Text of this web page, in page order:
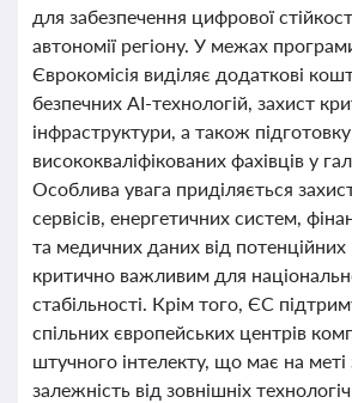
для забезпечення цифрової
автономії регіону. У межах
Єврокомісія виділяє додаткові
безпечних AI-технологій, захист
інфраструктури, а також підготовку
висококваліфікованих фахівців у
Особлива увага приділяється
сервісів, енергетичних систем,
та медичних даних від потенційних
критично важливим для
стабільності. Крім того, ЄС
спільних європейських центрів
штучного інтелекту, що має на
залежність від зовнішніх